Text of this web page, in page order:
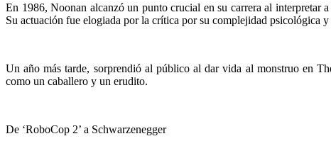
En 1986, Noonan alcanzó un punto crucial en su carrera al interpretar
Su actuación fue elogiada por la crítica por su complejidad psicológica y
Un año más tarde, sorprendió al público al dar vida al monstruo en
como un caballero y un erudito.
De ‘RoboCop 2’ a Schwarzenegger